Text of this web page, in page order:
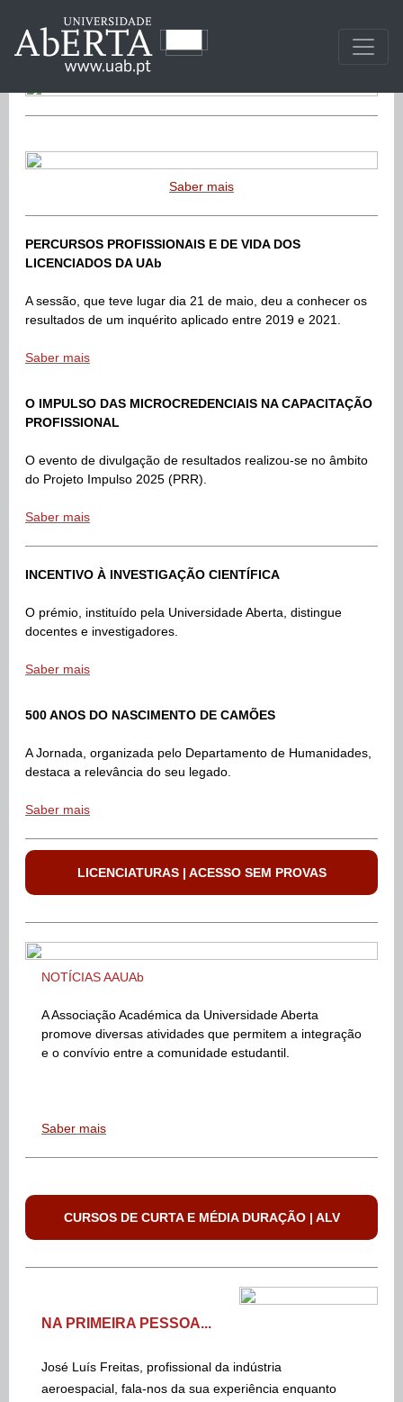
Saber mais
PERCURSOS PROFISSIONAIS E DE VIDA DOS
LICENCIADOS DA UAb
A sessão, que teve lugar dia 21 de maio, deu a conhecer os
resultados de um inquérito aplicado entre 2019 e 2021.
Saber mais
O IMPULSO DAS MICROCREDENCIAIS NA CAPACITAÇÃO
PROFISSIONAL
O evento de divulgação de resultados realizou-se no âmbito
do Projeto Impulso 2025 (PRR).
Saber mais
INCENTIVO À INVESTIGAÇÃO CIENTÍFICA
O prémio, instituído pela Universidade Aberta, distingue
docentes e investigadores.
Saber mais
500 ANOS DO NASCIMENTO DE CAMÕES
AJornada, organizada pelo Departamento de Humanidades,
destaca a relevância do seu legado.
Saber mais
LICENCIATURAS | ACESSO SEM PROVAS
NOTÍCIAS AAUAb
A Associação Académica da Universidade Aberta
promove diversas atividades que permitem a integração
e o convívio entre a comunidade estudantil.
Saber mais
CURSOS DE CURTA E MÉDIA DURAÇÃO | ALV
NA PRIMEIRA PESSOA...
José Luís Freitas, profissional da indústria
aeroespacial, fala-nos da sua experiência enquanto